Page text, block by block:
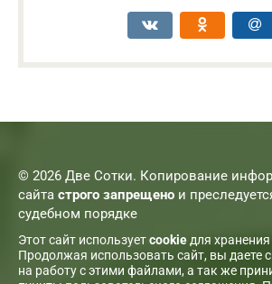
© 2026 Две Сотки. Копирование
сайта строго запрещено и
судебном порядке
Этот сайт используетcookieдля
Продолжая использовать сайт, вы даете
на работу с этими файлами, а так же